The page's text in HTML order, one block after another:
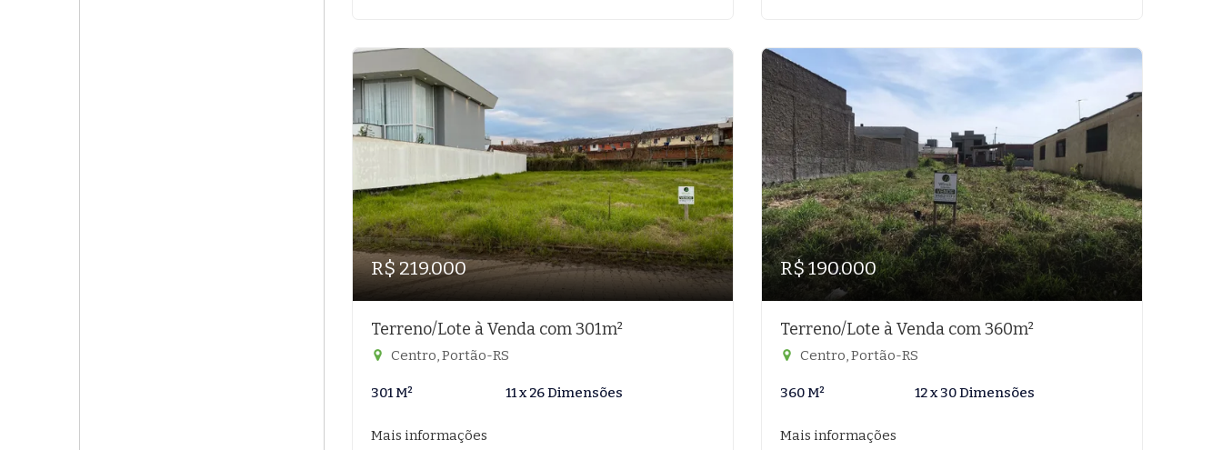
R$ 219.000
Terreno/Lote à Venda com 301m²
Centro, Portão-RS
301 M² 11 x 26 Dimensões
Mais informações
R$ 190.000
Terreno/Lote à Venda com 360m²
Centro, Portão-RS
360 M² 12 x 30 Dimensões
Mais informações